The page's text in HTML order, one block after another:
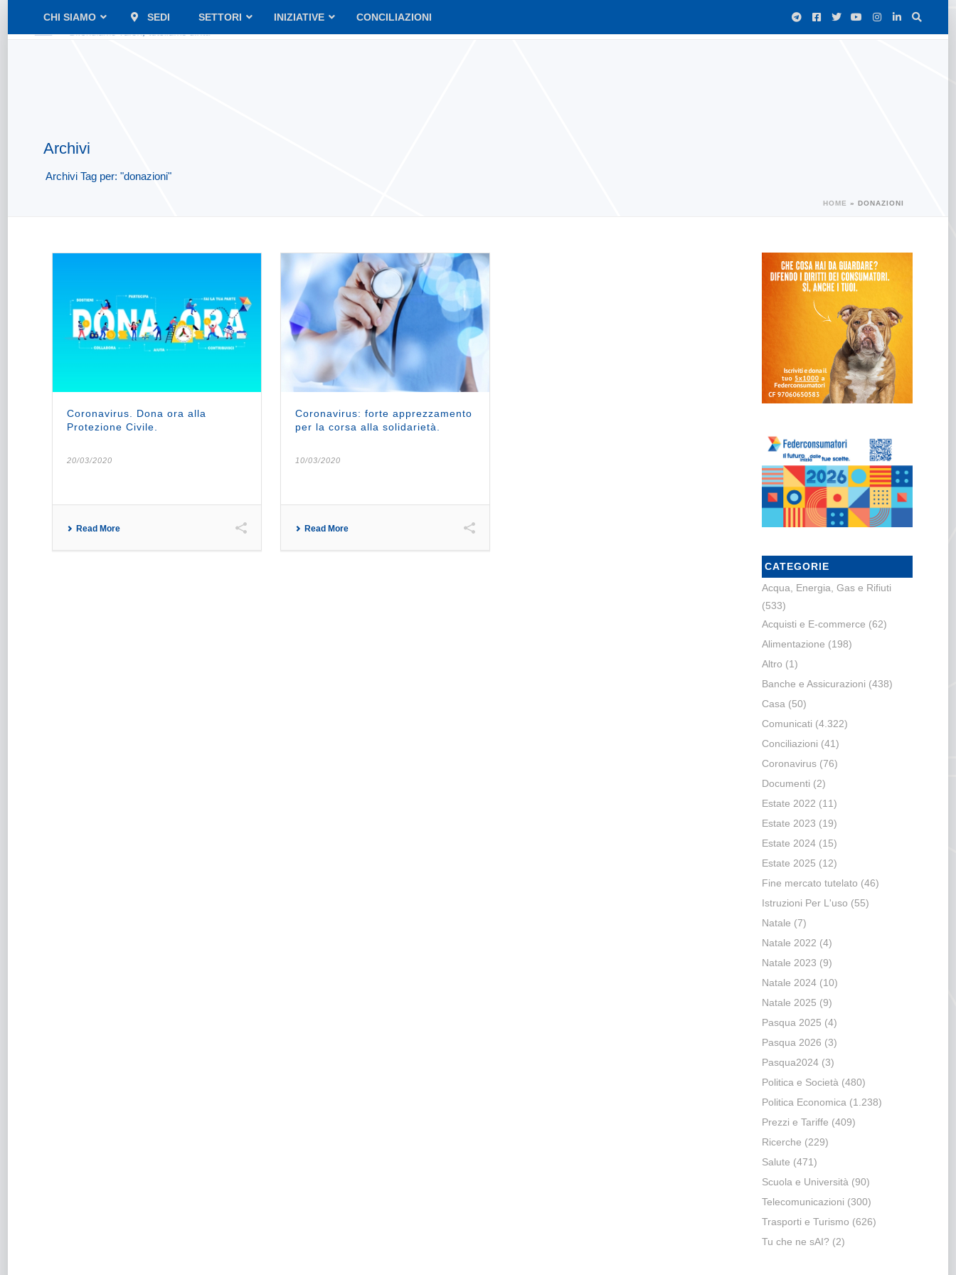
CHI SIAMO SEDI SETTORI INIZIATIVE CONCILIAZIONI
Archivi
Archivi Tag per: "donazioni"
HOME » DONAZIONI
Coronavirus. Dona ora alla
Protezione Civile.
20/03/2020
Read More
Coronavirus: forte apprezzamento
per la corsa alla solidarietà.
10/03/2020
Read More
CATEGORIE
Acqua, Energia, Gas e Rifiuti
(533)
Acquisti e E-commerce (62)
Alimentazione (198)
Altro (1)
Banche e Assicurazioni (438)
Casa (50)
Comunicati (4.322)
Conciliazioni (41)
Coronavirus(76)
Documenti (2)
Estate 2022 (11)
Estate 2023 (19)
Estate 2024(15)
Estate 2025 (12)
Fine mercato tutelato (46)
Istruzioni Per L'uso (55)
Natale (7)
Natale 2022 (4)
Natale 2023 (9)
Natale 2024(10)
Natale 2025 (9)
Pasqua 2025 (4)
Pasqua 2026 (3)
Pasqua2024(3)
Politica e Società (480)
Politica Economica (1.238)
Prezzi e Tariffe (409)
Ricerche (229)
Salute (471)
Scuola e Università (90)
Telecomunicazioni (300)
Trasporti e Turismo (626)
Tu che ne sAI? (2)